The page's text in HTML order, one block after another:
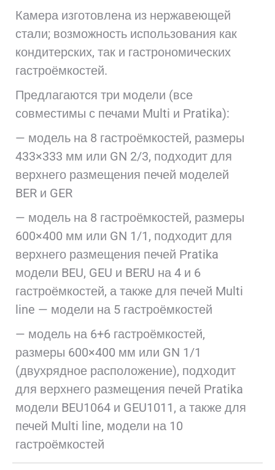
Камера изготовлена из нержавеющей
стали; возможность использования как
кондитерских, так и гастрономических
гастроёмкостей.
Предлагаются три модели (все
совместимы с печами Multi и Рratika):
— модель на 8 гастроёмкостей, размеры
433×333 мм или GN 2/3, подходит для
верхнего размещения печей моделей
BER и GER
— модель на 8 гастроёмкостей, размеры
600×400 мм или GN 1/1, подходит для
верхнего размещения печей Рratika
модели BEU, GEU и BERU на 4 и 6
гастроёмкостей, а также для печей Multi
line — модели на 5 гастроёмкостей
— модель на 6+6 гастроёмкостей,
размеры 600×400 мм или GN 1/1
(двухрядное расположение), подходит
для верхнего размещения печей Рratika
модели BEU1064 и GEU1011, а также для
печей Multi line, модели на 10
гастроёмкостей